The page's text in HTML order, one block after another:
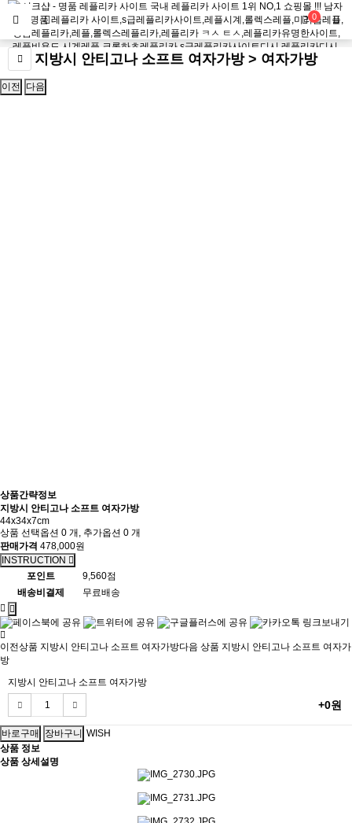
0
지방시 안티고나 소프트 여자가방 > 여자가방
이전 다음
상품간략정보
지방시 안티고나 소프트 여자가방
44x34x7cm
상품 선택옵션 0 개, 추가옵션 0 개
판매가격 478,000원
INSTRUCTION
포인트
9,560점
배송비결제
무료배송
이전상품 지방시 안티고나 소프트 여자가방다음 상품 지방시 안티고나 소프트 여자가
방
지방시 안티고나 소프트 여자가방
+0원
WISH
상품 정보
상품 상세설명